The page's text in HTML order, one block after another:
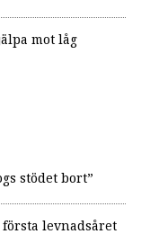
mot låg
stödet bort”
levnadsåret